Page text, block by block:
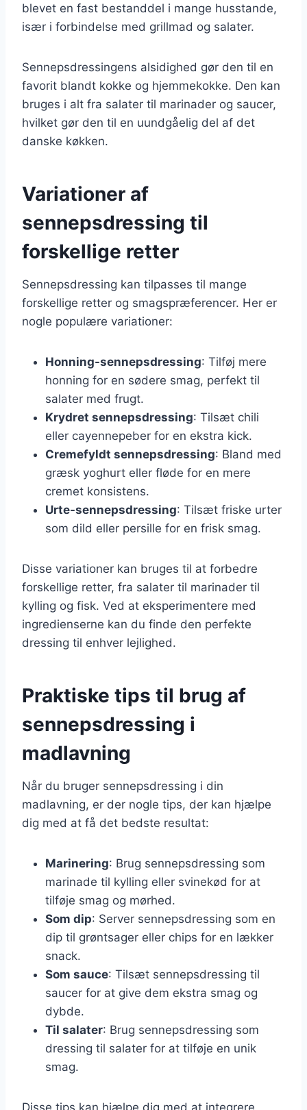
blevet en fast bestanddel i mange husstande,
især i forbindelse med grillmad og salater.
Sennepsdressingens alsidighed gør den til en
favorit blandt kokke og hjemmekokke. Den kan
bruges i alt fra salater til marinader og saucer,
hvilket gør den til en uundgåelig del af det
danske køkken.
Variationer af
sennepsdressing til
forskellige retter
Sennepsdressing kan tilpasses til mange
forskellige retter og smagspræferencer. Her er
nogle populære variationer:
Honning-sennepsdressing: Tilføj mere
honning for en sødere smag, perfekt til
salater med frugt.
Krydret sennepsdressing: Tilsæt chili
eller cayennepeber for en ekstra kick.
Cremefyldt sennepsdressing: Bland med
græsk yoghurt eller fløde for en mere
cremet konsistens.
Urte-sennepsdressing: Tilsæt friske urter
som dild eller persille for en frisk smag.
Disse variationer kan bruges til at forbedre
forskellige retter, fra salater til marinader til
kylling og fisk. Ved at eksperimentere med
ingredienserne kan du finde den perfekte
dressing til enhver lejlighed.
Praktiske tips til brug af
sennepsdressing i
madlavning
Når du bruger sennepsdressing i din
madlavning, er der nogle tips, der kan hjælpe
dig med at få det bedste resultat:
Marinering: Brug sennepsdressing som
marinade til kylling eller svinekød for at
tilføje smag og mørhed.
Som dip: Server sennepsdressing som en
dip til grøntsager eller chips for en lækker
snack.
Som sauce: Tilsæt sennepsdressing til
saucer for at give dem ekstra smag og
dybde.
Til salater: Brug sennepsdressing som
dressing til salater for at tilføje en unik
smag.
Disse tips kan hjælpe dig med at integrere